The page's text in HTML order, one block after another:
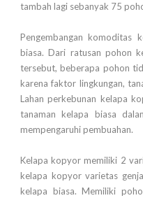
tambah lagi sebanyak 75
Pengembangan komoditas
biasa. Dari ratusan pohon
tersebut, beberapa pohon
karena faktor lingkungan,
Lahan perkebunan kelapa
tanaman kelapa biasa
mempengaruhi pembuahan.
Kelapa kopyor memiliki 2
kelapa kopyor varietas
kelapa biasa. Memiliki